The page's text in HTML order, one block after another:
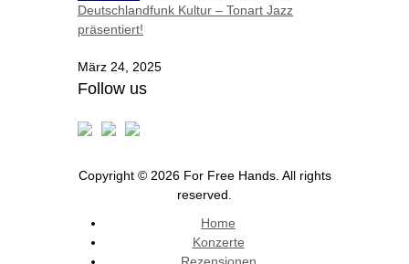
Deutschlandfunk Kultur – Tonart Jazz
präsentiert!
März 24, 2025
Follow us
Copyright © 2026 For Free Hands. All rights
reserved.
Home
Konzerte